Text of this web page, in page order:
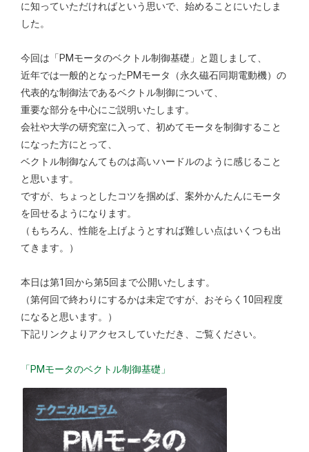
に知っていただければという思いで、始めることにいたしま
した。
今回は「PMモータのベクトル制御基礎」と題しまして、
近年では一般的となったPMモータ（永久磁石同期電動機）の
代表的な制御法であるベクトル制御について、
重要な部分を中心にご説明いたします。
会社や大学の研究室に入って、初めてモータを制御すること
になった方にとって、
ベクトル制御なんてものは高いハードルのように感じること
と思います。
ですが、ちょっとしたコツを掴めば、案外かんたんにモータ
を回せるようになります。
（もちろん、性能を上げようとすれば難しい点はいくつも出
てきます。）
本日は第1回から第5回まで公開いたします。
（第何回で終わりにするかは未定ですが、おそらく10回程度
になると思います。）
下記リンクよりアクセスしていただき、ご覧ください。
「PMモータのベクトル制御基礎」